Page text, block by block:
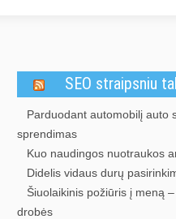
SEO straipsniu
Parduodant automobilį auto
sprendimas
Kuo naudingos nuotraukos
Didelis vidaus durų
Šiuolaikinis požiūris į meną
drobės